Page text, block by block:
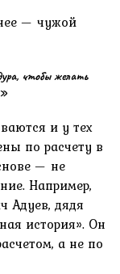
— чужой
чтобы желать
и у тех
по расчету в
— не
Например,
Адуев, дядя
история». Он
а не по